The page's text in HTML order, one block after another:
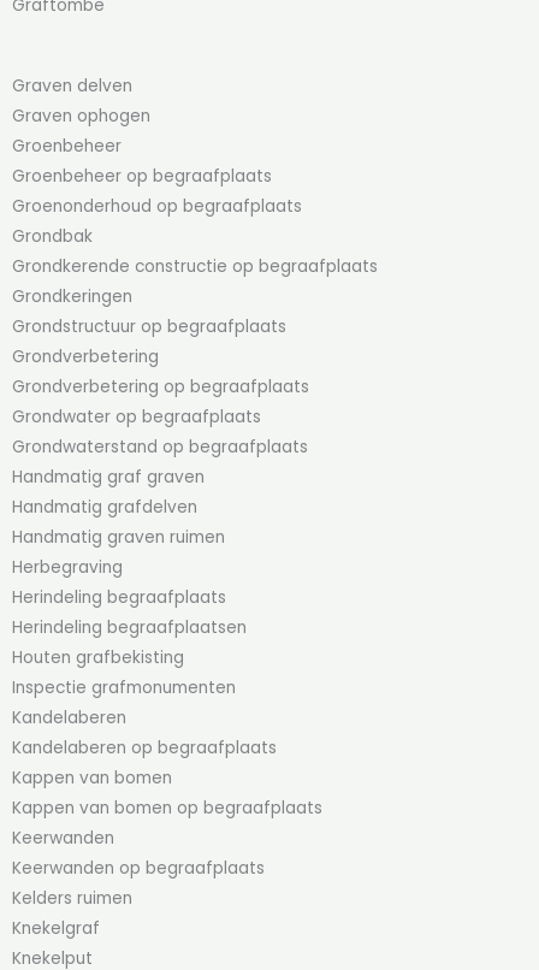
Graftombe
Graven delven
Graven ophogen
Groenbeheer
Groenbeheer op begraafplaats
Groenonderhoud op begraafplaats
Grondbak
Grondkerende constructie op begraafplaats
Grondkeringen
Grondstructuur op begraafplaats
Grondverbetering
Grondverbetering op begraafplaats
Grondwater op begraafplaats
Grondwaterstand op begraafplaats
Handmatig graf graven
Handmatig grafdelven
Handmatig graven ruimen
Herbegraving
Herindeling begraafplaats
Herindeling begraafplaatsen
Houten grafbekisting
Inspectie grafmonumenten
Kandelaberen
Kandelaberen op begraafplaats
Kappen van bomen
Kappen van bomen op begraafplaats
Keerwanden
Keerwanden op begraafplaats
Kelders ruimen
Knekelgraf
Knekelput